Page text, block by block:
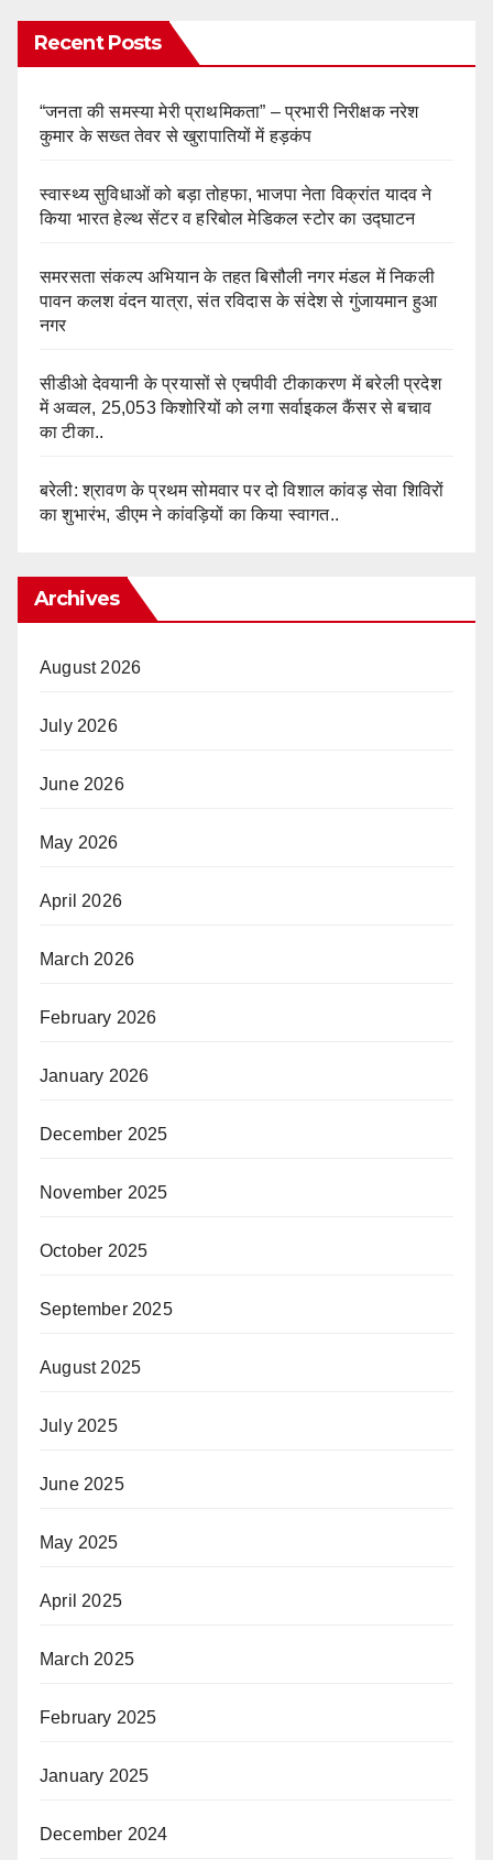
Recent Posts
“जनता की समस्या मेरी प्राथमिकता” – प्रभारी निरीक्षक नरेश
कुमार के सख्त तेवर से खुरापातियों में हड़कंप
स्वास्थ्य सुविधाओं को बड़ा तोहफा, भाजपा नेता विक्रांत यादव ने
किया भारत हेल्थ सेंटर व हरिबोल मेडिकल स्टोर का उद्घाटन
समरसता संकल्प अभियान के तहत बिसौली नगर मंडल में निकली
पावन कलश वंदन यात्रा, संत रविदास के संदेश से गुंजायमान हुआ
नगर
सीडीओ देवयानी के प्रयासों से एचपीवी टीकाकरण में बरेली प्रदेश
में अव्वल, 25,053 किशोरियों को लगा सर्वाइकल कैंसर से बचाव
का टीका..
बरेली: श्रावण के प्रथम सोमवार पर दो विशाल कांवड़ सेवा शिविरों
का शुभारंभ, डीएम ने कांवड़ियों का किया स्वागत..
Archives
August 2026
July 2026
June 2026
May 2026
April 2026
March 2026
February 2026
January 2026
December 2025
November 2025
October 2025
September 2025
August 2025
July 2025
June 2025
May 2025
April 2025
March 2025
February 2025
January 2025
December 2024